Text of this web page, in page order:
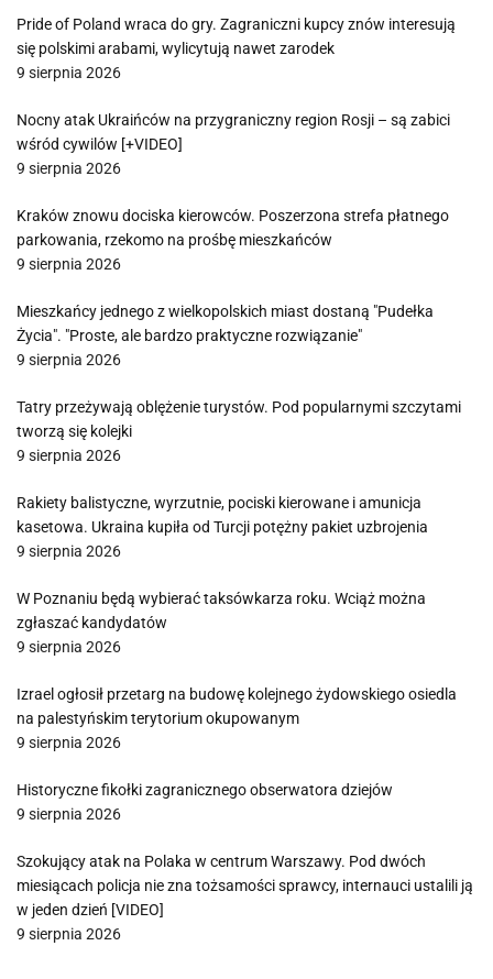
Pride of Poland wraca do gry. Zagraniczni kupcy znów interesują
się polskimi arabami, wylicytują nawet zarodek
9 sierpnia 2026
Nocny atak Ukraińców na przygraniczny region Rosji – są zabici
wśród cywilów [+VIDEO]
9 sierpnia 2026
Kraków znowu dociska kierowców. Poszerzona strefa płatnego
parkowania, rzekomo na prośbę mieszkańców
9 sierpnia 2026
Mieszkańcy jednego z wielkopolskich miast dostaną "Pudełka
Życia". "Proste, ale bardzo praktyczne rozwiązanie"
9 sierpnia 2026
Tatry przeżywają oblężenie turystów. Pod popularnymi szczytami
tworzą się kolejki
9 sierpnia 2026
Rakiety balistyczne, wyrzutnie, pociski kierowane i amunicja
kasetowa. Ukraina kupiła od Turcji potężny pakiet uzbrojenia
9 sierpnia 2026
W Poznaniu będą wybierać taksówkarza roku. Wciąż można
zgłaszać kandydatów
9 sierpnia 2026
Izrael ogłosił przetarg na budowę kolejnego żydowskiego osiedla
na palestyńskim terytorium okupowanym
9 sierpnia 2026
Historyczne fikołki zagranicznego obserwatora dziejów
9 sierpnia 2026
Szokujący atak na Polaka w centrum Warszawy. Pod dwóch
miesiącach policja nie zna tożsamości sprawcy, internauci ustalili ją
w jeden dzień [VIDEO]
9 sierpnia 2026